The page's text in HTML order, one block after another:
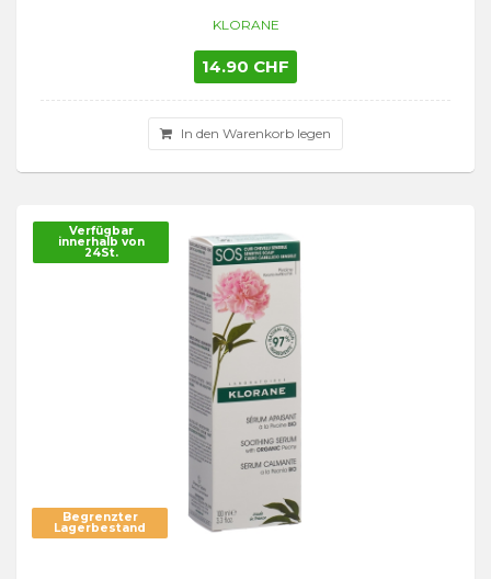
KLORANE
14.90 CHF
In den Warenkorb legen
Verfügbar
innerhalb von
24St.
Begrenzter
Lagerbestand